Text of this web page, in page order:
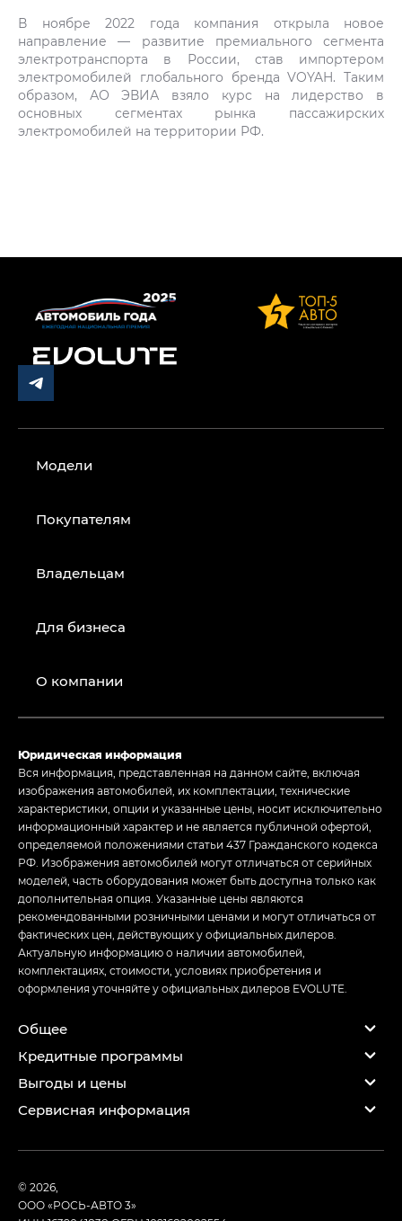
В ноябре 2022 года компания открыла новое
направление — развитие премиального сегмента
электротранспорта в России, став импортером
электромобилей глобального бренда VOYAH. Таким
образом, АО ЭВИА взяло курс на лидерство в
основных сегментах рынка пассажирских
электромобилей на территории РФ.
Модели
Покупателям
Владельцам
Для бизнеса
О компании
Юридическая информация
Вся информация, представленная на данном сайте, включая
изображения автомобилей, их комплектации, технические
характеристики, опции и указанные цены, носит исключительно
информационный характер и не является публичной офертой,
определяемой положениями статьи 437 Гражданского кодекса
РФ. Изображения автомобилей могут отличаться от серийных
моделей, часть оборудования может быть доступна только как
дополнительная опция. Указанные цены являются
рекомендованными розничными ценами и могут отличаться от
фактических цен, действующих у официальных дилеров.
Актуальную информацию о наличии автомобилей,
комплектациях, стоимости, условиях приобретения и
оформления уточняйте у официальных дилеров EVOLUTE.
Общее
Кредитные программы
Выгоды и цены
Сервисная информация
© 2026,
ООО «РОСЬ-АВТО 3»